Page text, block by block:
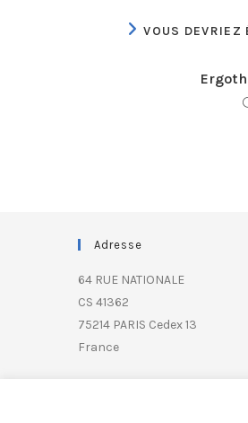
VOUS DEVRIEZ
Adresse
64 RUE NATIONALE
CS 41362
75214 PARIS Cedex 13
France